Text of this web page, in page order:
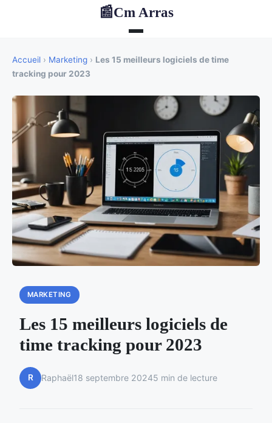
📰Cm Arras
Accueil › Marketing › Les 15 meilleurs logiciels de time
tracking pour 2023
MARKETING
Les 15 meilleurs logiciels de
time tracking pour 2023
R Raphaël18 septembre 20245 min de lecture